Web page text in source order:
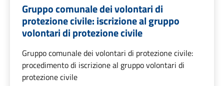
Gruppo comunale dei volontari di
protezione civile: iscrizione al gruppo
volontari di protezione civile
Gruppo comunale dei volontari di protezione civile:
procedimento di iscrizione al gruppo volontari di
protezione civile